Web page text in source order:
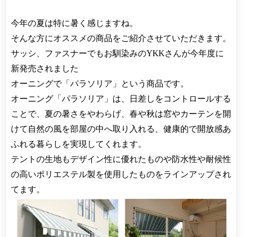
今年の夏は特に暑く感じますね。
そんな方にオススメの商品をご紹介させていただきます。
サッシ、ファスナーでもお馴染みのYKKさんが今年度に
新発売されました
オーニングで「パラソリア」という商品です。
オーニング「パラソリア」は、日差しをコントロールする
ことで、夏の暑さをやわらげ、春や秋は窓やカーテンを開
けて自然の風を部屋の中へ取り入れる、健康的で開放感あ
ふれる暮らしを実現してくれます。
テントの生地もデザイン性に優れたものや防水性や耐候性
の高いポリエステル製を使用したものをラインアップされ
てます。